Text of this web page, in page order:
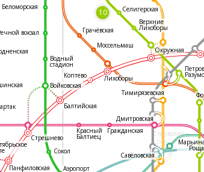
Станколит
10
Грачёвская
Моссельмаш
Аэропорт
Сокол
Красный
Балтиец
Гражданская
Дмитровская
Коптево Лихоборы
Балтийская
Войковская
Водный
стадион
Стрешнево
Панфиловская
Окружная
Верхние
Лихоборы
Селигерская
вокзал
Беломорская
Тимирязевская
Роща
Савёловская